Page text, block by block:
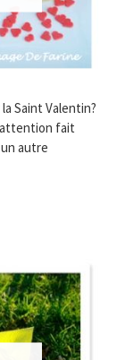
Saint Valentin?
fait
autre